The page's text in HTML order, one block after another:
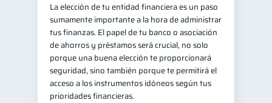
La elección de tu entidad financiera es un paso
sumamente importante a la hora de administrar
tus finanzas. El papel de tu banco o asociación
de ahorros y préstamos será crucial, no solo
porque una buena elección te proporcionará
seguridad, sino también porque te permitirá el
acceso a los instrumentos idóneos según tus
prioridades financieras.